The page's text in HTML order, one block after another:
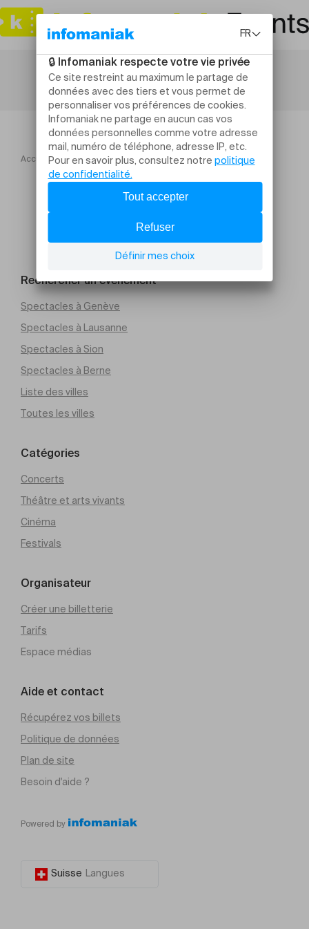
Accueil 30 ANS AUGUSTE
Rechercher un évènement
Spectacles à Genève
Spectacles à Lausanne
Spectacles à Sion
Spectacles à Berne
Liste des villes
Toutes les villes
Catégories
Concerts
Théâtre et arts vivants
Cinéma
Festivals
Organisateur
Créer une billetterie
Tarifs
Espace médias
Aide et contact
Récupérez vos billets
Politique de données
Plan de site
Besoin d'aide ?
Powered by
Suisse Langues